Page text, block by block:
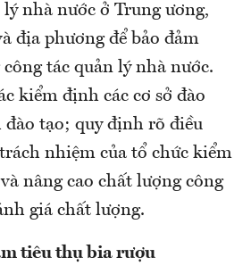
lý nhà nước ở Trung ương,
địa phương để bảo đảm
tác quản lý nhà nước.
kiểm định các cơ sở đào
tạo; quy định rõ điều
nhiệm của tổ chức kiểm
nâng cao chất lượng công
giá chất lượng.
tiêu thụ bia rượu